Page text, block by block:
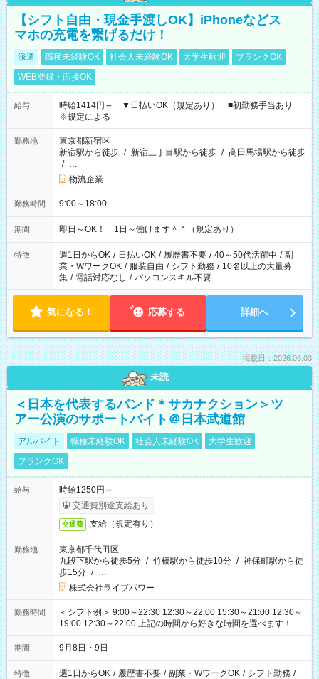
【シフト自由・現金手渡しOK】iPhoneなどス
マホの充電を繋げるだけ！
派遣 職種未経験OK 社会人未経験OK 大学生歓迎
ブランクOK
WEB登録・面接OK
給与
時給1414円～ ▼日払いOK（規定あり） ■初勤務手当あり
※規定による
勤務地
東京都新宿区
新宿駅から徒歩 / 新宿三丁目駅から徒歩 / 高田馬場駅から徒歩
/ …
物流企業
勤務時間 9:00～18:00
期間 即日～OK！ 1日～働けます＾＾（規定あり）
特徴 週1日からOK / 日払いOK / 履歴書不要 / 40～50代活躍中 / 副
業・WワークOK / 服装自由 / シフト勤務 / 10名以上の大量募
集 / 電話対応なし / パソコンスキル不要
気になる！ 応募する 詳細へ
掲載日：2026.08.03
未読
＜日本を代表するバンド＊サカナクション＞ツ
アー公演のサポートバイト＠日本武道館
アルバイト 職種未経験OK 社会人未経験OK
大学生歓迎
ブランクOK
給与
時給1250円～
交通費別途支給あり
交通費 支給（規定有り）
勤務地
東京都千代田区
九段下駅から徒歩5分 / 竹橋駅から徒歩10分 / 神保町駅から徒
歩15分 / …
株式会社ライブパワー
勤務時間
＜シフト例＞ 9:00～22:30 12:30～22:00 15:30～21:00 12:30～
19:00 12:30～22:00 上記の時間から好きな時間を選べます！ ※
時間は変更となる可能性があります
期間 9月8日・9日
特徴 週1日からOK / 履歴書不要 / 副業・WワークOK / シフト勤務 /